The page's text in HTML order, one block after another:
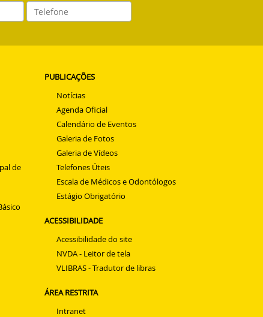
E-
mail
Telefone
de
PUBLICAÇÕES
Notícias
Agenda Oficial
Calendário de Eventos
Galeria de Fotos
Galeria de Vídeos
Telefones Úteis
Escala de Médicos e Odontólogos
Estágio Obrigatório
ACESSIBILIDADE
Acessibilidade do site
NVDA - Leitor de tela
VLIBRAS - Tradutor de libras
ÁREA RESTRITA
Intranet